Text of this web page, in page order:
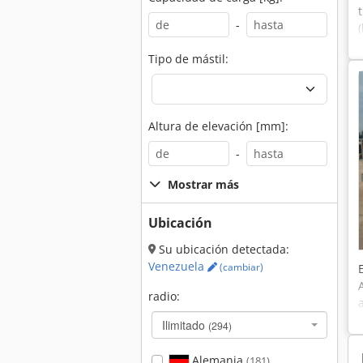
-
Tipo de mástil:
Altura de elevación [mm]:
-
Mostrar más
Ubicación
Su ubicación detectada:
Venezuela
(cambiar)
radio:
Ilimitado (294)